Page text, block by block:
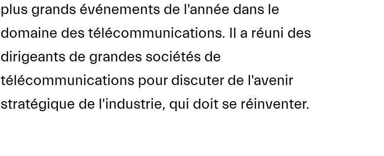
plus grands événements de l'année dans le
domaine des télécommunications. Il a réuni des
dirigeants de grandes sociétés de
télécommunications pour discuter de l'avenir
stratégique de l'industrie, qui doit se réinventer.